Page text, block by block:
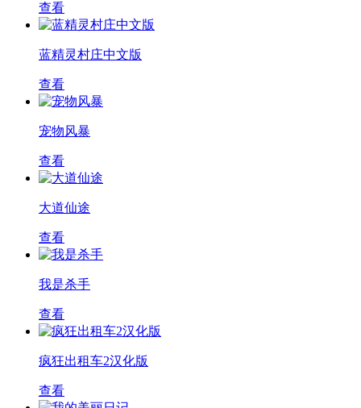
查看
蓝精灵村庄中文版
查看
宠物风暴
查看
大道仙途
查看
我是杀手
查看
疯狂出租车2汉化版
查看